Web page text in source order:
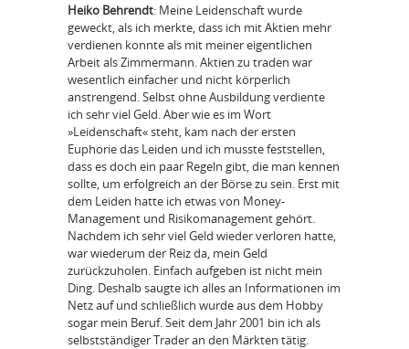
Heiko Behrendt: Meine Leidenschaft wurde
geweckt, als ich merkte, dass ich mit Aktien mehr
verdienen konnte als mit meiner eigentlichen
Arbeit als Zimmermann. Aktien zu traden war
wesentlich einfacher und nicht körperlich
anstrengend. Selbst ohne Ausbildung verdiente
ich sehr viel Geld. Aber wie es im Wort
»Leidenschaft« steht, kam nach der ersten
Euphorie das Leiden und ich musste feststellen,
dass es doch ein paar Regeln gibt, die man kennen
sollte, um erfolgreich an der Börse zu sein. Erst mit
dem Leiden hatte ich etwas von Money-
Management und Risikomanagement gehört.
Nachdem ich sehr viel Geld wieder verloren hatte,
war wiederum der Reiz da, mein Geld
zurückzuholen. Einfach aufgeben ist nicht mein
Ding. Deshalb saugte ich alles an Informationen im
Netz auf und schließlich wurde aus dem Hobby
sogar mein Beruf. Seit dem Jahr 2001 bin ich als
selbstständiger Trader an den Märkten tätig.